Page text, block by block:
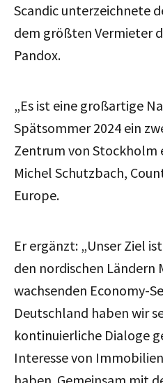
Scandic unterzeichnete
dem größten Vermieter
Pandox.
„Es ist eine großartige
Spätsommer 2024 ein
Zentrum von Stockholm
Michel Schutzbach,
Europe.
Er ergänzt: „Unser Ziel
den nordischen
wachsenden Economy-
Deutschland haben wir
kontinuierliche Dialoge
Interesse von